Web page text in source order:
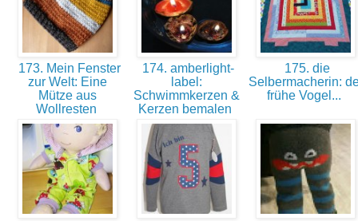
173. Mein Fenster
zur Welt: Eine
Mütze aus
Wollresten
174. amberlight-
label:
Schwimmkerzen &
Kerzen bemalen
175. die
Selbermacherin:
frühe Vogel...